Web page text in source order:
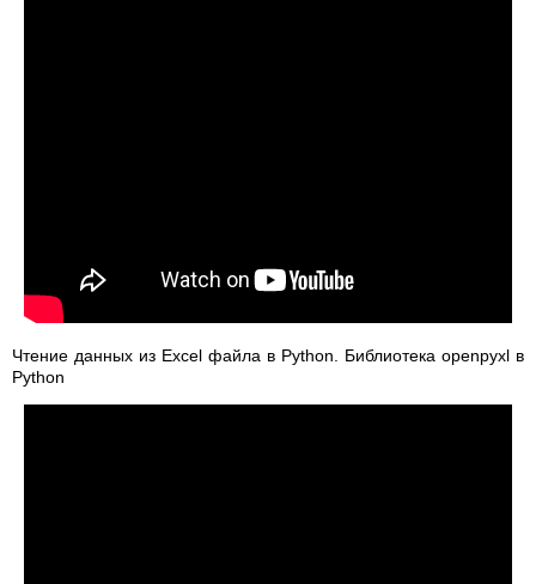
Чтение данных из Excel файла в Python. Библиотека openpyxl в
Python